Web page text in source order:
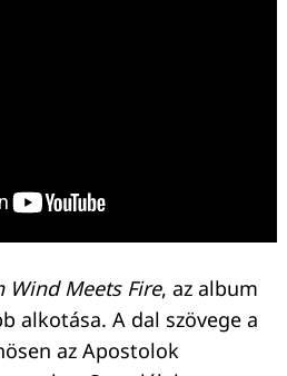
Wind Meets Fire, az album
alkotása. A dal szövege a
az Apostolok